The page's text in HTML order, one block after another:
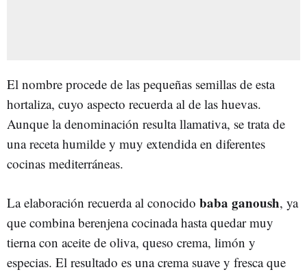
El nombre procede de las pequeñas semillas de esta
hortaliza, cuyo aspecto recuerda al de las huevas.
Aunque la denominación resulta llamativa, se trata de
una receta humilde y muy extendida en diferentes
cocinas mediterráneas.
La elaboración recuerda al conocido baba ganoush, ya
que combina berenjena cocinada hasta quedar muy
tierna con aceite de oliva, queso crema, limón y
especias. El resultado es una crema suave y fresca que